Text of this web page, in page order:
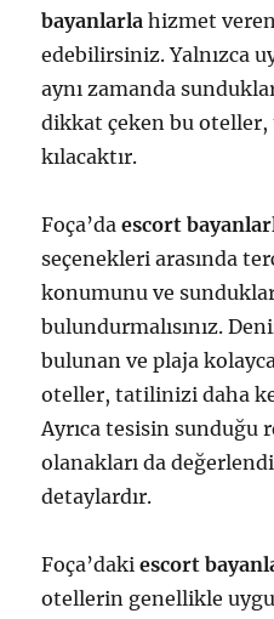
bayanlarla hizmet
edebilirsiniz. Yalnızca
aynı zamanda
dikkat çeken bu
kılacaktır.
Foça’daescort
seçenekleri arasında
konumunu ve
bulundurmalısınız.
bulunan ve plaja
oteller, tatilinizi daha
Ayrıca tesisin sunduğu
olanakları da
detaylardır.
Foça’dakiescort
otellerin genellikle